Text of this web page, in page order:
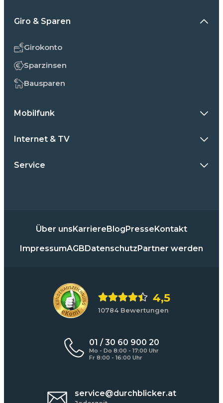
Giro & Sparen
Girokonto
Sparzinsen
Bausparen
Mobilfunk
Internet & TV
Service
Über unsKarriereBlogPresseKontakt
ImpressumAGBDatenschutzPartner werden
4,5
10784 Bewertungen
01 / 30 60 900 20
Mo - Do 8:00 - 17:00 Uhr
Fr 8:00 - 16:00 Uhr
service@durchblicker.at